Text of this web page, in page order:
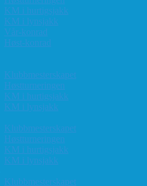
KM i hurtigsjakk
KM i lynsjakk
Vår-konrad
Høst-konrad
Klubbmesterskapet
Høstturneringen
KM i hurtigsjakk
KM i lynsjakk
Klubbmesterskapet
Høstturneringen
KM i hurtigsjakk
KM i lynsjakk
Klubbmesterskapet